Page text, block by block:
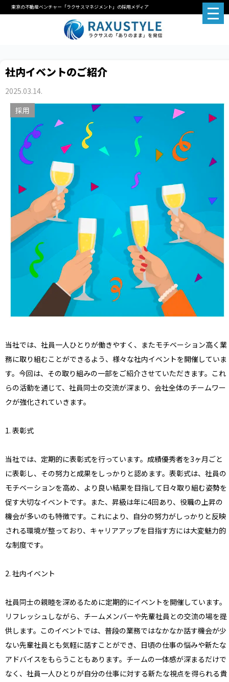
東京の不動産ベンチャー「ラクサスマネジメント」の採用メディア
社内イベントのご紹介
2025.03.14.
採用
当社では、社員一人ひとりが働きやすく、またモチベーション高く業
務に取り組むことができるよう、様々な社内イベントを開催していま
す。今回は、その取り組みの一部をご紹介させていただきます。これ
らの活動を通じて、社員同士の交流が深まり、会社全体のチームワー
クが強化されていきます。
1. 表彰式
当社では、定期的に表彰式を行っています。成績優秀者を3ヶ月ごと
に表彰し、その努力と成果をしっかりと認めます。表彰式は、社員の
モチベーションを高め、より良い結果を目指して日々取り組む姿勢を
促す大切なイベントです。また、昇級は年に4回あり、役職の上昇の
機会が多いのも特徴です。これにより、自分の努力がしっかりと反映
される環境が整っており、キャリアアップを目指す方には大変魅力的
な制度です。
2. 社内イベント
社員同士の親睦を深めるために定期的にイベントを開催しています。
リフレッシュしながら、チームメンバーや先輩社員との交流の場を提
供します。このイベントでは、普段の業務ではなかなか話す機会が少
ない先輩社員とも気軽に話すことができ、日頃の仕事の悩みや新たな
アドバイスをもらうこともあります。チームの一体感が深まるだけで
なく、社員一人ひとりが自分の仕事に対する新たな視点を得られる貴